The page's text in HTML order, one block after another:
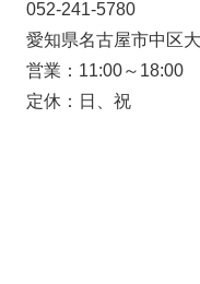
052-241-5780
愛知県名古屋市中区
営業：11:00～18:00
定休：日、祝